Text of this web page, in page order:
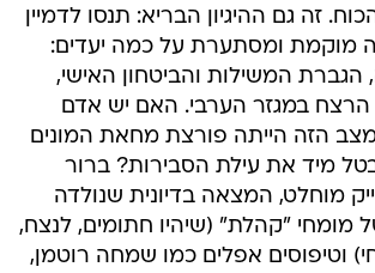
זה גם ההיגיון הבריא: תנסו לדמיין
מוקמת ומסתערת על כמה יעדים:
הגברת המשילות והביטחון האישי,
במגזר הערבי. האם יש אדם
הזה הייתה פורצת מחאת המונים
מיד את עילת הסבירות? ברור
מוחלט, המצאה בדיונית שנולדה
מומחי "קהלת" (שיהיו חתומים, לנצח,
וטיפוסים אפלים כמו שמחה רוטמן,